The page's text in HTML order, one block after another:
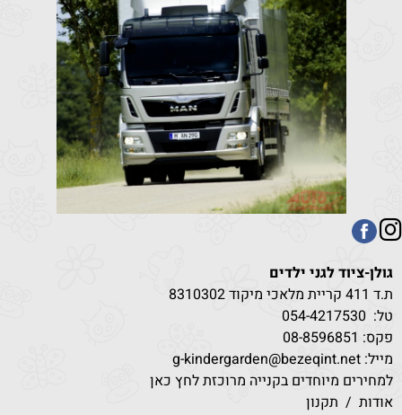
גולן-ציוד לגני ילדים
ת.ד 411 קריית מלאכי מיקוד 8310302
טל:
054-4217530
פקס: 08-8596851
מייל: g-kindergarden@bezeqint.net
למחירים מיוחדים בקנייה מרוכזת לחץ כאן
אודות/ תקנון